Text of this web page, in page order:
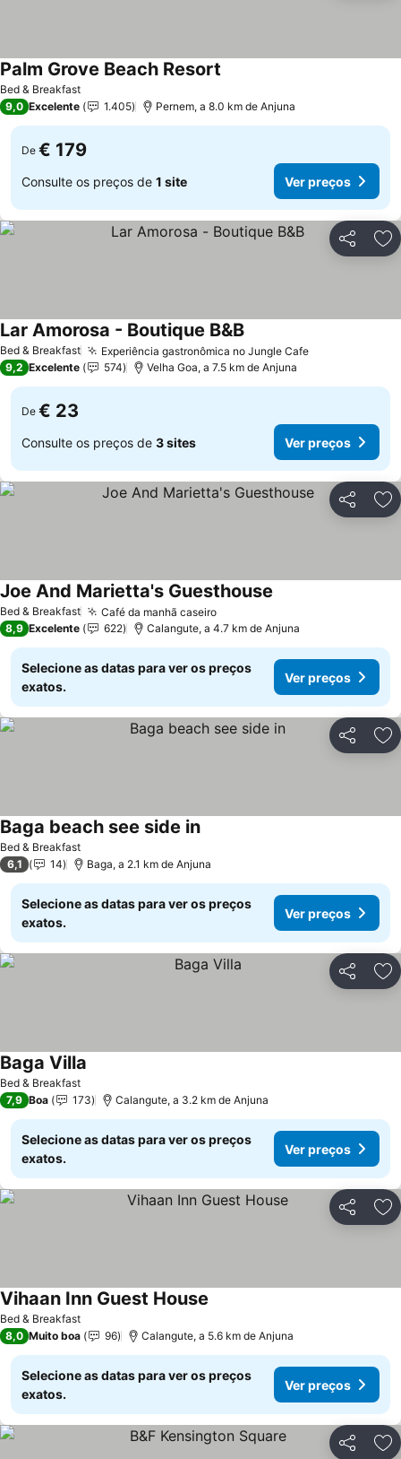
Bed & Breakfast
Palm Grove Beach Resort
9,0 Excelente 1.405 Pernem, a 8.0 km de Anjuna
De € 179
Consulte os preços de 1 site Ver preços
Partilhar
Bed & Breakfast Experiência gastronômica no Jungle CafeVer preços
Lar Amorosa - Boutique B&BVer preços
9,2 Excelente 574 Velha Goa, a 7.5 km de Anjuna
De € 23
Consulte os preços de 3 sites Ver preços
Partilhar
Bed & Breakfast Café da manhã caseiroVer preços
Joe And Marietta's Guesthouse
8,9 Excelente 622 Calangute, a 4.7 km de Anjuna
Selecione as datas para ver os preços
exatos.
Ver preços
Partilhar
Bed & Breakfast
Baga beach see side inVer preços
6,1 14 Baga, a 2.1 km de Anjuna
Selecione as datas para ver os preços
exatos.
Ver preços
Partilhar
Bed & Breakfast
Baga Villa
7,9 Boa 173 Calangute, a 3.2 km de Anjuna
Selecione as datas para ver os preços
exatos.
Ver preços
Partilhar
Bed & Breakfast
Vihaan Inn Guest House
8,0 Muito boa 96 Calangute, a 5.6 km de Anjuna
Selecione as datas para ver os preços
exatos.
Ver preços
Partilhar